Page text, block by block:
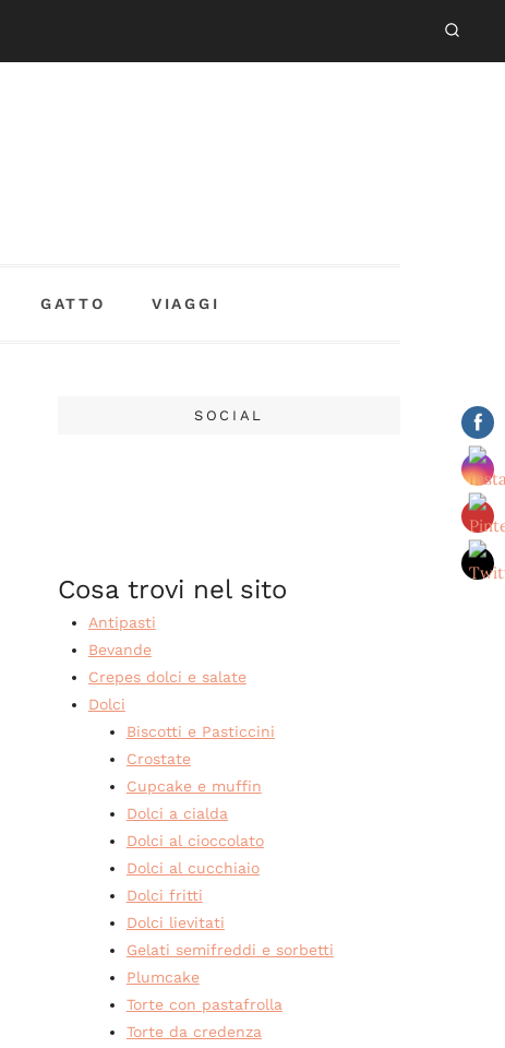
GATTO VIAGGI
SOCIAL
Cosa trovi nel sito
Antipasti
Bevande
Crepes dolci e salate
Dolci
Biscotti e Pasticcini
Crostate
Cupcake e muffin
Dolci a cialda
Dolci al cioccolato
Dolci al cucchiaio
Dolci fritti
Dolci lievitati
Gelati semifreddi e sorbetti
Plumcake
Torte con pastafrolla
Torte da credenza